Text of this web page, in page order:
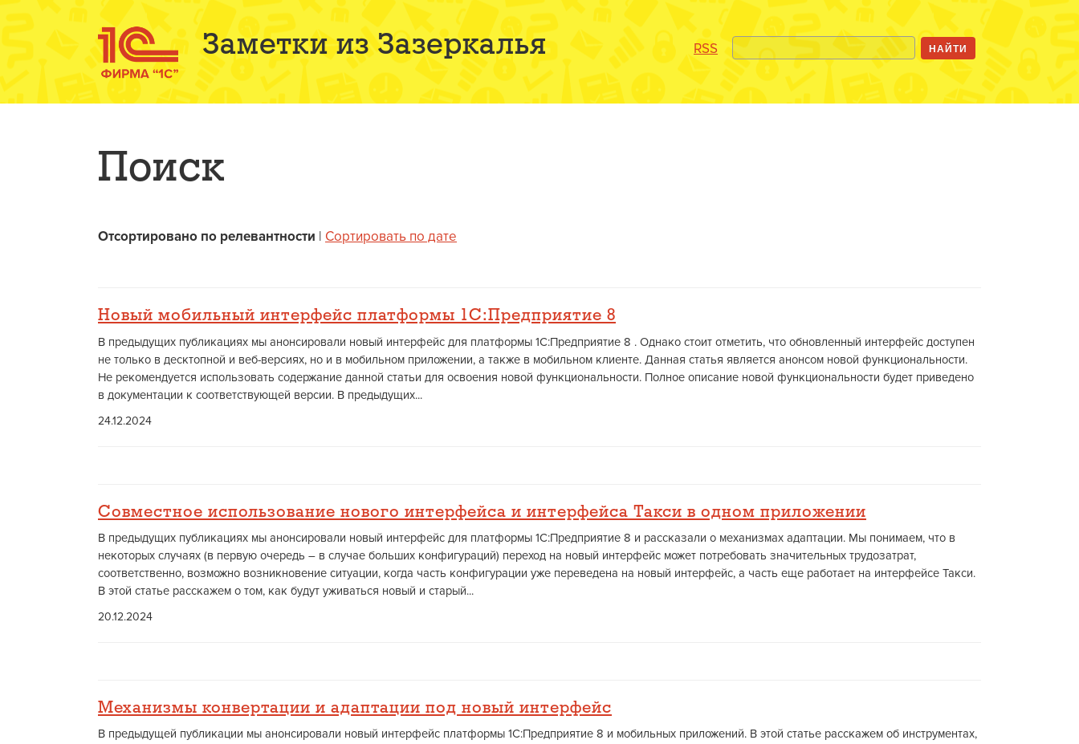
Заметки из Зазеркалья RSS
Поиск
Отсортировано по релевантности | Сортировать по дате
Новый мобильный интерфейс платформы 1С:Предприятие 8
В предыдущих публикациях мы анонсировали новый интерфейс для платформы 1С:Предприятие 8 . Однако стоит отметить, что обновленный интерфейс доступен
не только в десктопной и веб-версиях, но и в мобильном приложении, а также в мобильном клиенте. Данная статья является анонсом новой функциональности.
Не рекомендуется использовать содержание данной статьи для освоения новой функциональности. Полное описание новой функциональности будет приведено
в документации к соответствующей версии. В предыдущих...
24.12.2024
Совместное использование нового интерфейса и интерфейса Такси в одном приложении
В предыдущих публикациях мы анонсировали новый интерфейс для платформы 1С:Предприятие 8 и рассказали о механизмах адаптации. Мы понимаем, что в
некоторых случаях (в первую очередь – в случае больших конфигураций) переход на новый интерфейс может потребовать значительных трудозатрат,
соответственно, возможно возникновение ситуации, когда часть конфигурации уже переведена на новый интерфейс, а часть еще работает на интерфейсе Такси.
В этой статье расскажем о том, как будут уживаться новый и старый...
20.12.2024
Механизмы конвертации и адаптации под новый интерфейс
В предыдущей публикации мы анонсировали новый интерфейс платформы 1С:Предприятие 8 и мобильных приложений. В этой статье расскажем об инструментах,